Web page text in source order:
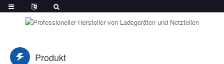
Produkt